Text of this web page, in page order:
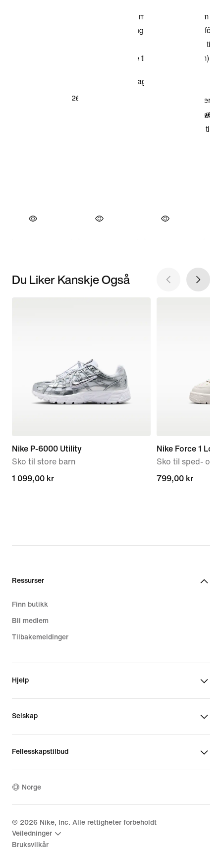
Du Liker Kanskje Også
Nike P-6000 Utility
Sko til store barn
1 099,00 kr
1 099,00 kr
Nike Force 1 Low
Sko til sped- og
799,00 kr
799,00 kr
Ressurser
Finn butikk
Bli medlem
Tilbakemeldinger
Hjelp
Selskap
Fellesskapstilbud
Norge
© 2026 Nike, Inc. Alle rettigheter forbeholdt
Veiledninger
Bruksvilkår